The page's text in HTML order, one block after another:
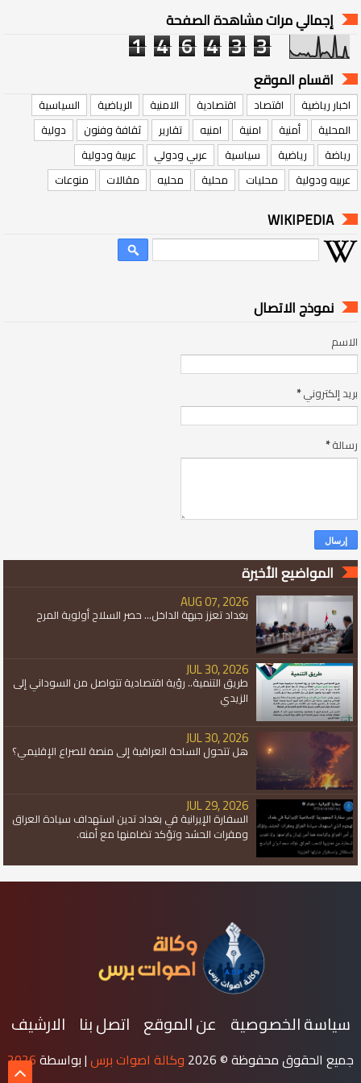
إجمالي مرات مشاهدة الصفحة
1 4 6 4 3 3
اقسام الموقع
اخبار رياضية اقتصاد اقتصادية الامنية الرياضية
السياسية
المحلية
أمنية امنية امنيه تقارير ثقافة وفنون
دولية
رياضة
رياضية سياسية عربي ودولي
عربية ودولية
عربيه ودولية
محليات محلية محليه مقالات منوعات
WIKIPEDIA
نموذج الاتصال
الاسم
بريد إلكتروني*
رسالة*
المواضيع الأخيرة
AUG 07, 2026
بغداد تعزز جبهة الداخل... حصر السلاح أولوية المرح
JUL 30, 2026
طريق التنمية.. رؤية اقتصادية تتواصل من السوداني إلى
الزيدي
JUL 30, 2026
هل تتحول الساحة العراقية إلى منصة للصراع الإقليمي؟
JUL 29, 2026
السفارة الإيرانية في بغداد تدين استهداف سيادة العراق
ومقرات الحشد وتؤكد تضامنها مع أمنه.
سياسة الخصوصية عن الموقع اتصل بنا الارشيف
جميع الحقوق محفوظة ©2026 وكالة اصوات برس| بواسطة2026